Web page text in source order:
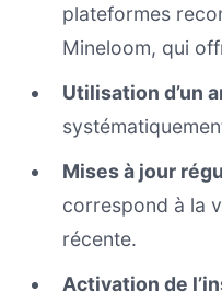
plateformes
Mineloom, qui
Utilisation d’un
Mises à jour
correspond à la
récente.
Activation de